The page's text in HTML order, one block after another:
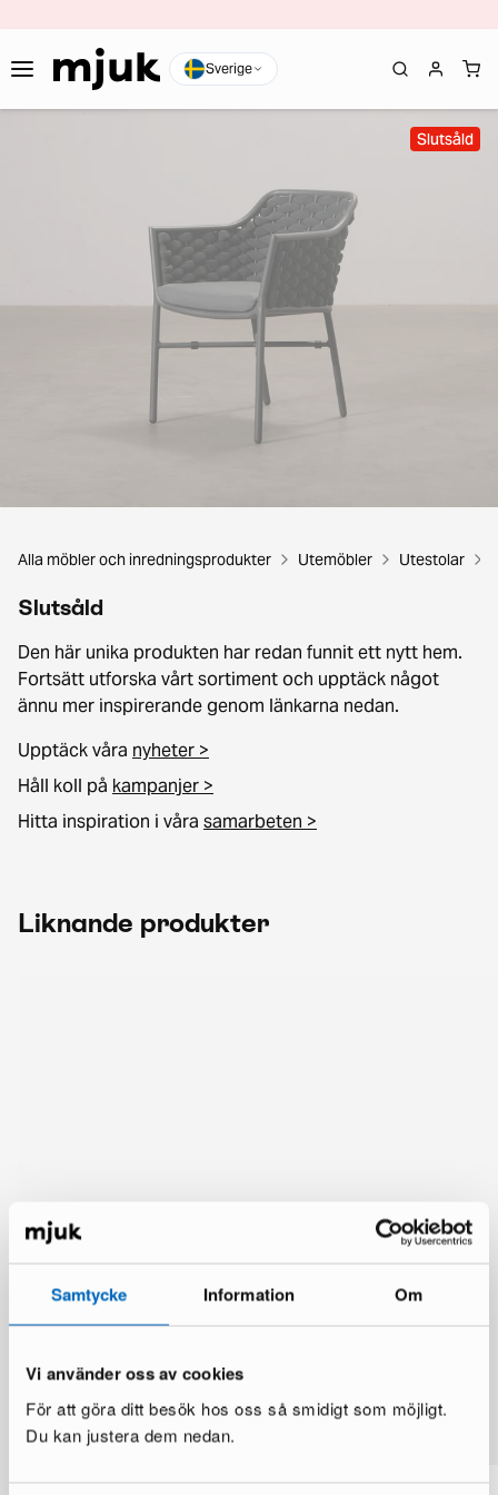
Samtycke Information Om
Vi använder oss av cookies
För att göra ditt besök hos oss så smidigt som möjligt.
Du kan justera dem nedan.
Sverige
Slutsåld
Alla möbler och inredningsprodukter Utemöbler Utestolar
Slutsåld
Den här unika produkten har redan funnit ett nytt hem.
Fortsätt utforska vårt sortiment och upptäck något
ännu mer inspirerande genom länkarna nedan.
Upptäck våra nyheter >
Håll koll på kampanjer >
Hitta inspiration i våra samarbeten >
Liknande produkter
Du kanske också gillar
Visa mer